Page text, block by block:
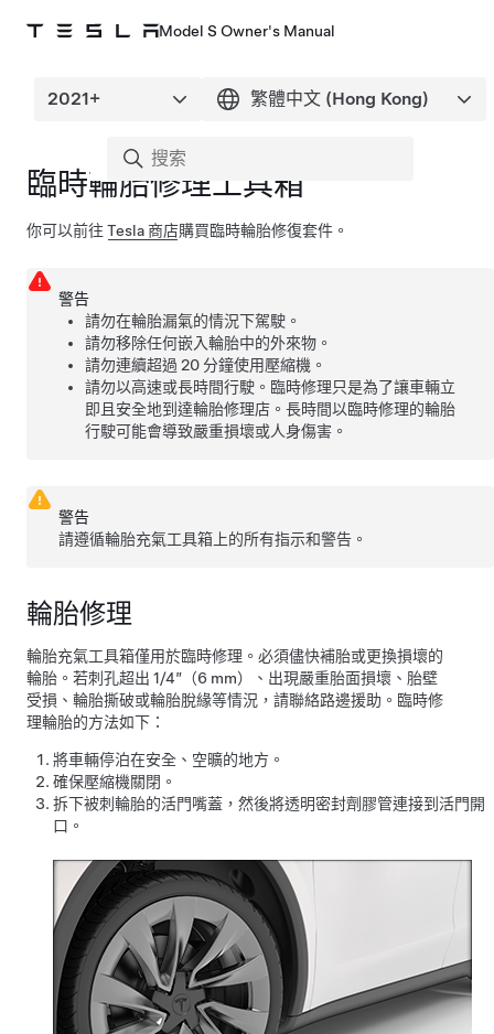
Model S Owner's Manual
臨時輪胎修理工具箱
你可以前往 Tesla 商店購買臨時輪胎修復套件。
警告
請勿在輪胎漏氣的情況下駕駛。
請勿移除任何嵌入輪胎中的外來物。
請勿連續超過 20 分鐘使用壓縮機。
請勿以高速或長時間行駛。臨時修理只是為了讓車輛立
即且安全地到達輪胎修理店。長時間以臨時修理的輪胎
行駛可能會導致嚴重損壞或人身傷害。
警告
請遵循輪胎充氣工具箱上的所有指示和警告。
輪胎修理
輪胎充氣工具箱僅用於臨時修理。必須儘快補胎或更換損壞的
輪胎。若刺孔超出 1/4”（6 mm）、出現嚴重胎面損壞、胎壁
受損、輪胎撕破或輪胎脫緣等情況，請聯絡路邊援助。臨時修
理輪胎的方法如下：
將車輛停泊在安全、空曠的地方。
確保壓縮機關閉。
拆下被刺輪胎的活門嘴蓋，然後將透明密封劑膠管連接到活門開
口。